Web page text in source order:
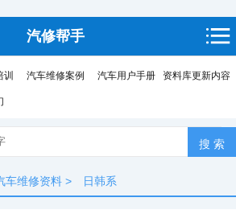
汽修帮手
训 汽车维修案例 汽车用户手册 资料库更新内容
车维修资料 > 日韩系